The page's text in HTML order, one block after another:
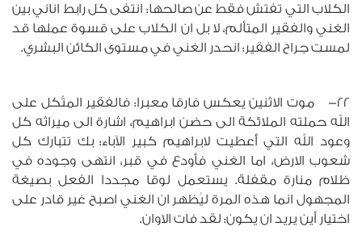
الكلاب التي تفتش فقط عن صالحها: انتفى كل رابط اناني بين
الغني والفقير المتألم، لا بل ان الكلاب على قسوة عملها قد
لمست جراح الفقير: انحدر الغني في مستوى الكائن البشري.
22- موت الاثنين يعكس فارقا معبرا: فالفقير المتّكل على
الله حملته الملائكة الى حضن ابراهيم، اشارة الى ميراثه كل
وعود الله التي أُعطيت لابراهيم كبير الآباء: بك تتبارك كل
شعوب الارض، اما الغني فأودع في قبر، انتهى وجوده في
ظلام منارة مقفلة. يستعمل لوقا مجددا الفعل بصيغة
المجهول انما هذه المرة ليُظهر ان الغني اصبح غير قادر على
اختيار أين يريد ان يكون: لقد فات الاوان.